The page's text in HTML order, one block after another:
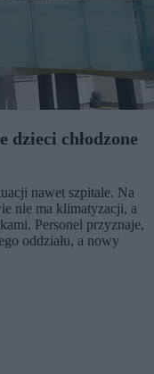
dzieci chłodzone
nawet szpitale. Na
nie ma klimatyzacji, a
Personel przyznaje,
oddziału, a nowy